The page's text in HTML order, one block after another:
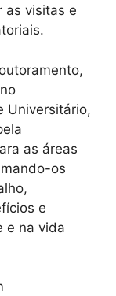
as visitas e
Universitário,
as áreas
os
e
e na vida